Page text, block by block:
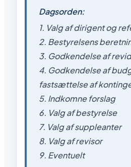
Dagsorden:
1. Valg af dirigent og
2. Bestyrelsens
3. Godkendelse af
4. Godkendelse af
fastsættelse af
5. Indkomne forslag
6. Valg af bestyrelse
7. Valg af suppleanter
8. Valg af revisor
9. Eventuelt